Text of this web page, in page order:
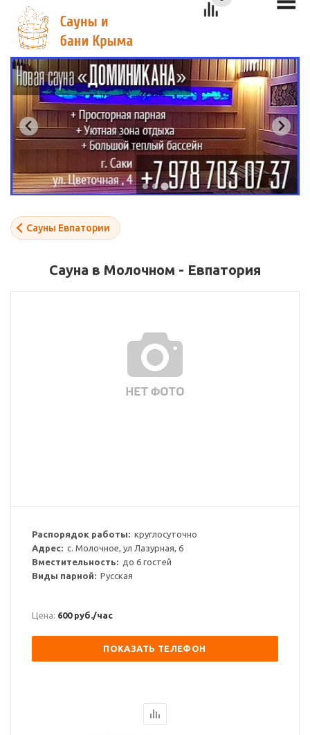
Сауны Евпатории
Сауна в Молочном - Евпатория
Распорядок работы: круглосуточно
Адрес: с. Молочное, ул Лазурная, 6
Вместительность: до 6 гостей
Виды парной: Русская
Цена: 600 руб./час
ПОКАЗАТЬ ТЕЛЕФОН